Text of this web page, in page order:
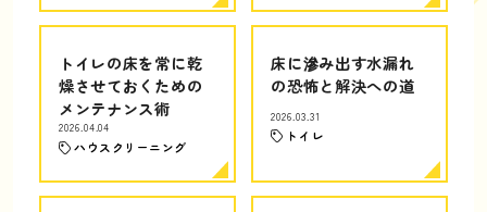
トイレの床を常に乾
燥させておくための
メンテナンス術
2026.04.04
ハウスクリーニング
床に滲み出す水漏れ
の恐怖と解決への道
2026.03.31
トイレ